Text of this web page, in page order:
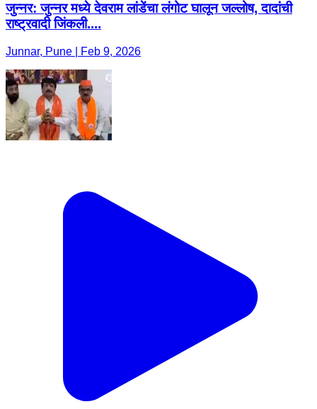
जुन्नर: जुन्नर मध्ये देवराम लांडेंचा लंगोट घालून जल्लोष, दादांची
राष्ट्रवादी जिंकली....
Junnar, Pune | Feb 9, 2026